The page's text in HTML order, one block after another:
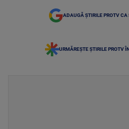
ADAUGĂ ȘTIRILE PROTV CA
URMĂREȘTE ȘTIRILE PROTV